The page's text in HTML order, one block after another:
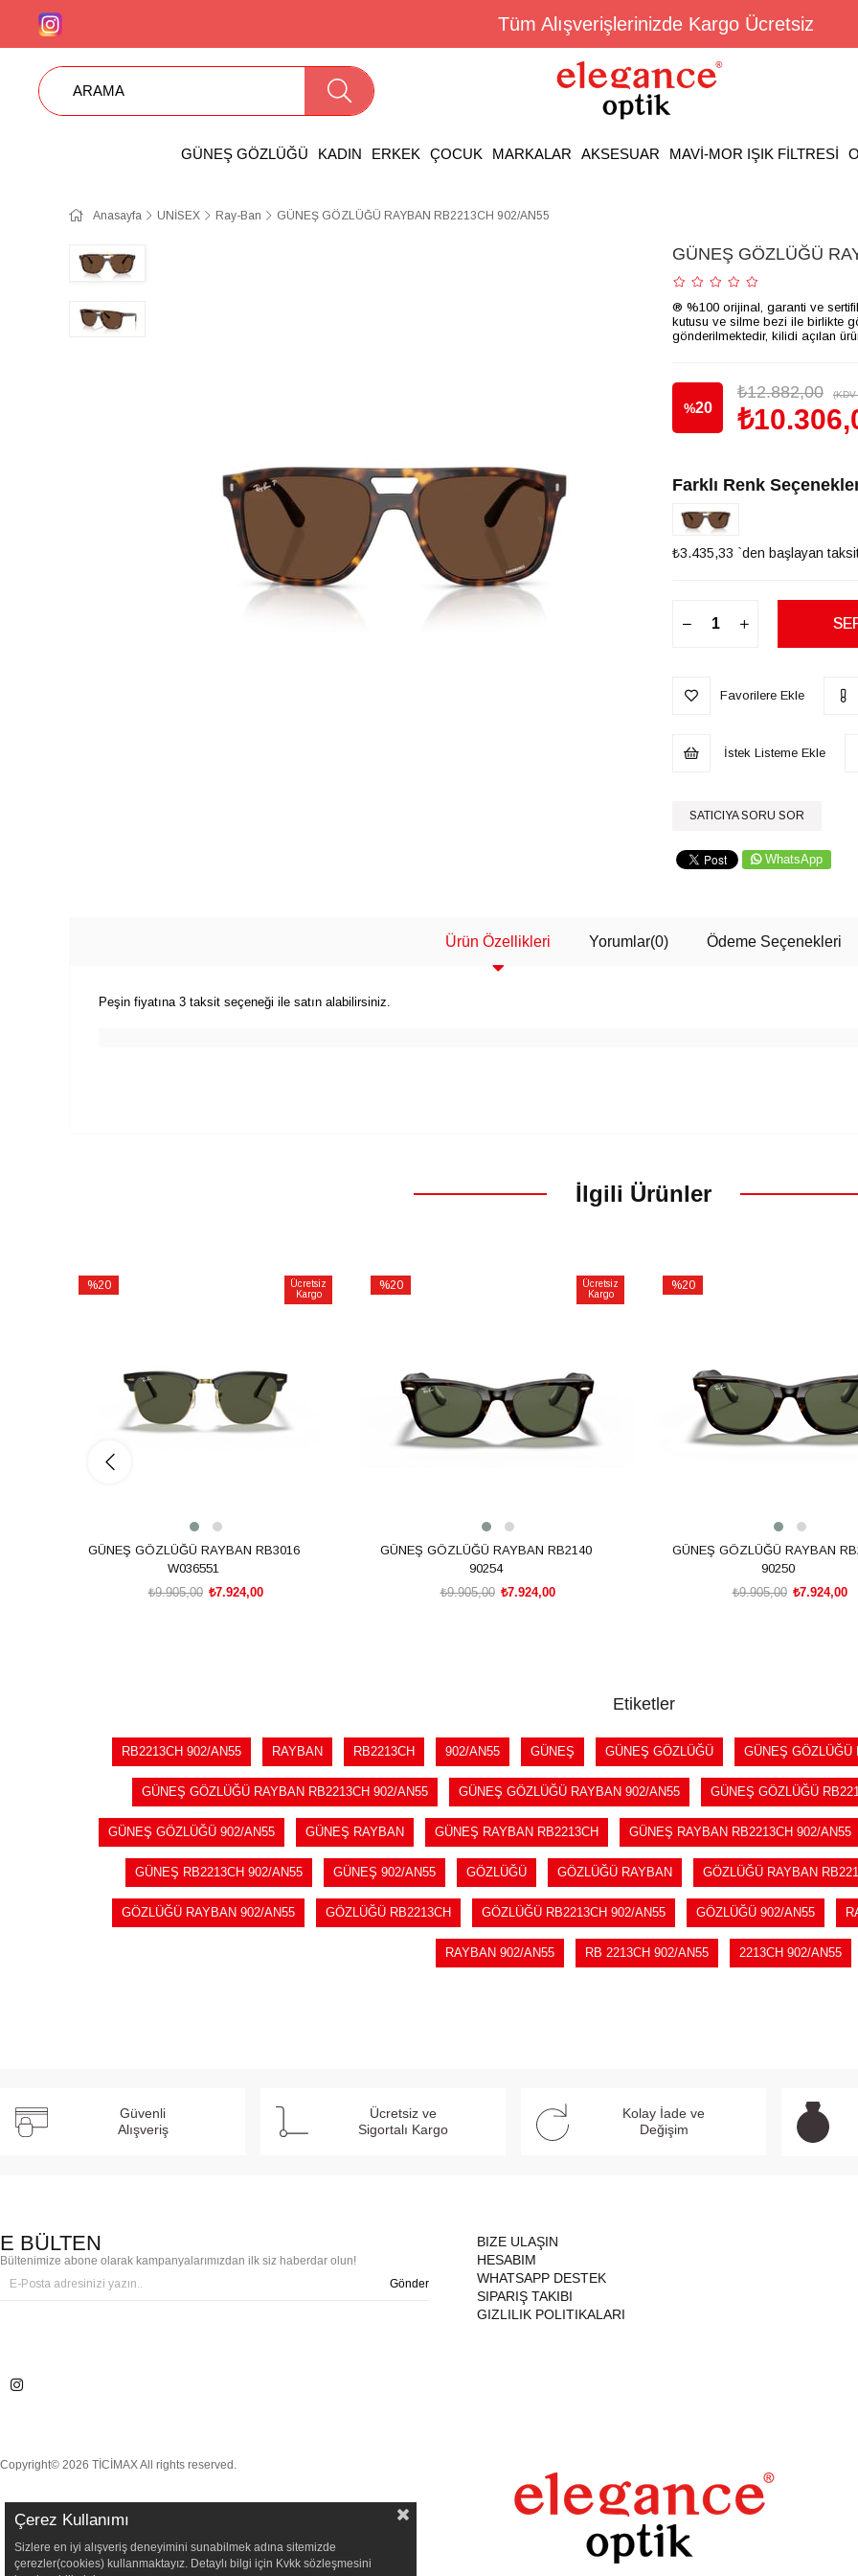
Tüm Alışverişlerinizde Kargo Ücretsiz
GÜNEŞ GÖZLÜĞÜ KADIN ERKEK ÇOCUK MARKALAR AKSESUAR MAVİ-MOR IŞIK FİLTRESİ
Anasayfa UNİSEX Ray-Ban GÜNEŞ GÖZLÜĞÜ RAYBAN RB2213CH 902/AN55
GÜNEŞ GÖZLÜĞÜ
® %100 orijinal, garanti ve
kutusu ve silme bezi ile birlikte
gönderilmektedir, kilidi açılan
%20
₺12.882,00 (KDV
Farklı Renk
₺3.435,33 `den başlayan
Favorilere Ekle
İstek Listeme Ekle
SATICIYA SORU SOR
WhatsApp
Ürün Özellikleri Yorumlar(0) Ödeme Seçenekleri
Peşin fiyatına 3 taksit seçeneği ile satın alabilirsiniz.
İlgili Ürünler
%20
Ücretsiz
Kargo
GÜNEŞ GÖZLÜĞÜ RAYBAN RB3016
W036551
₺7.924,00
₺9.905,00
%20
Ücretsiz
Kargo
GÜNEŞ GÖZLÜĞÜ RAYBAN RB2140
90254
₺7.924,00
₺9.905,00
%20
GÜNEŞ GÖZLÜĞÜ RAYBAN
90250
₺7.924,00
₺9.905,00
Etiketler
RB2213CH 902/AN55 RAYBAN RB2213CH 902/AN55 GÜNEŞ GÜNEŞ GÖZLÜĞÜ GÜNEŞ GÖZLÜĞÜ
GÜNEŞ GÖZLÜĞÜ RAYBAN RB2213CH 902/AN55 GÜNEŞ GÖZLÜĞÜ RAYBAN 902/AN55 GÜNEŞ GÖZLÜĞÜ
GÜNEŞ GÖZLÜĞÜ 902/AN55 GÜNEŞ RAYBAN GÜNEŞ RAYBAN RB2213CH GÜNEŞ RAYBAN RB2213CH 902/AN55
GÜNEŞ RB2213CH 902/AN55 GÜNEŞ 902/AN55 GÖZLÜĞÜ GÖZLÜĞÜ RAYBAN GÖZLÜĞÜ RAYBAN
GÖZLÜĞÜ RAYBAN 902/AN55 GÖZLÜĞÜ RB2213CH GÖZLÜĞÜ RB2213CH 902/AN55 GÖZLÜĞÜ 902/AN55
RAYBAN 902/AN55 RB 2213CH 902/AN55 2213CH 902/AN55
Güvenli
Alışveriş
Ücretsiz ve
Sigortalı Kargo
Kolay İade ve
Değişim
E BÜLTEN
Bültenimize abone olarak kampanyalarımızdan ilk siz haberdar olun!
Gönder
BIZE ULAŞIN
HESABIM
WHATSAPP DESTEK
SIPARIŞ TAKIBI
GIZLILIK POLITIKALARI
Copyright© 2026 TİCİMAX All rights reserved.
Çerez Kullanımı
Sizlere en iyi alışveriş deneyimini sunabilmek adına sitemizde
çerezler(cookies) kullanmaktayız. Detaylı bilgi için Kvkk sözleşmesini